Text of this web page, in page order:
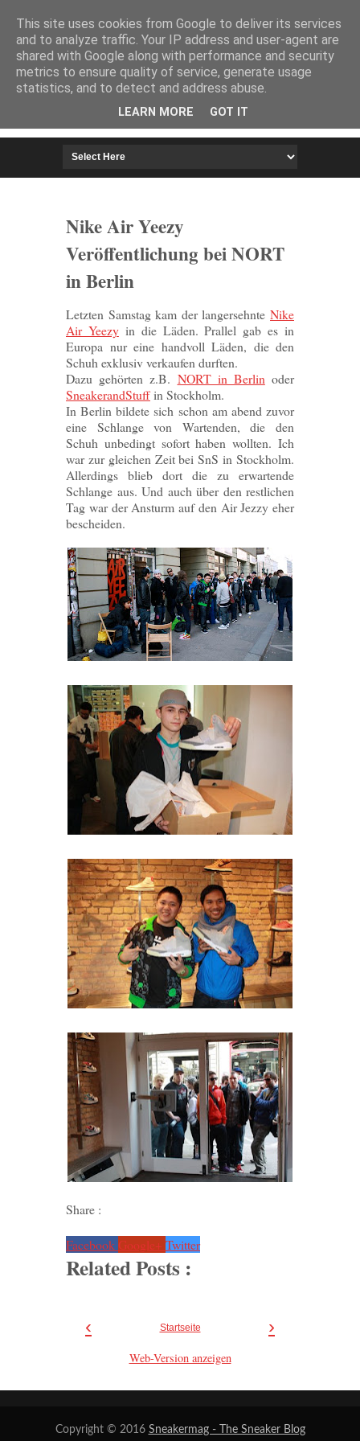
HOME IMPRESSUM
Nike Air Yeezy
Veröffentlichung bei NORT
in Berlin
Letzten Samstag kam der langersehnte Nike
Air Yeezyin die Läden. Prallel gab es in
Europa nur eine handvoll Läden, die den
Schuh exklusiv verkaufen durften.
Dazu gehörten z.B. NORT in Berlin oder
SneakerandStuffin Stockholm.
In Berlin bildete sich schon am abend zuvor
eine Schlange von Wartenden, die den
Schuh unbedingt sofort haben wollten. Ich
war zur gleichen Zeit bei SnS in Stockholm.
Allerdings blieb dort die zu erwartende
Schlange aus. Und auch über den restlichen
Tag war der Ansturm auf den Air Jezzy eher
bescheiden.
Share :
Facebook Google+ Twitter
Related Posts :
‹ ›
Startseite
Web-Version anzeigen
Copyright © 2016 Sneakermag - The Sneaker Blog
This site uses cookies from Google to deliver its services
and to analyze traffic. Your IP address and user-agent are
shared with Google along with performance and security
metrics to ensure quality of service, generate usage
statistics, and to detect and address abuse.
LEARN MORE GOT IT